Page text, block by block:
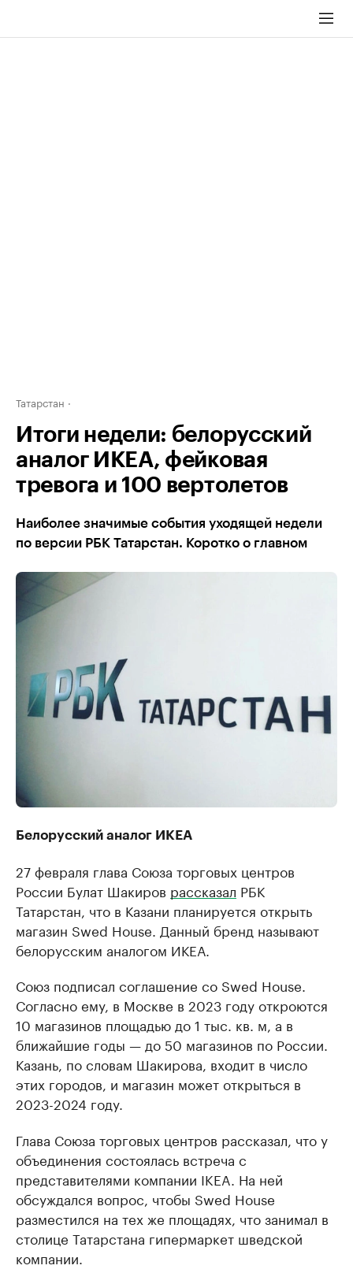
Татарстан
Итоги недели: белорусский
аналог ИКЕА, фейковая
тревога и 100 вертолетов
Наиболее значимые события уходящей недели
по версии РБК Татарстан. Коротко о главном
Белорусский аналог ИКЕА
27 февраля глава Союза торговых центров
России Булат Шакиров рассказал РБК
Татарстан, что в Казани планируется открыть
магазин Swed House. Данный бренд называют
белорусским аналогом ИКЕА.
Союз подписал соглашение со Swed House.
Согласно ему, в Москве в 2023 году откроются
10 магазинов площадью до 1 тыс. кв. м, а в
ближайшие годы — до 50 магазинов по России.
Казань, по словам Шакирова, входит в число
этих городов, и магазин может открыться в
2023-2024 году.
Глава Союза торговых центров рассказал, что у
объединения состоялась встреча с
представителями компании IKEA. На ней
обсуждался вопрос, чтобы Swed House
разместился на тех же площадях, что занимал в
столице Татарстана гипермаркет шведской
компании.